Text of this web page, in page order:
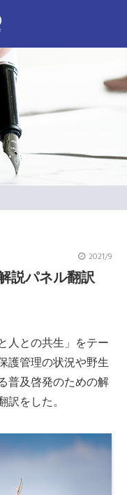
2021/9
説パネル翻訳
人との共生」をテー
護管理の状況や野生
普及啓発のための解
をした。